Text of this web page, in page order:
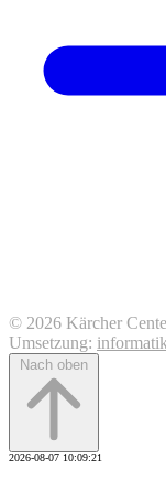
© 2026 Kärcher
Umsetzung:
Nach oben
2026-08-07 10:09:21